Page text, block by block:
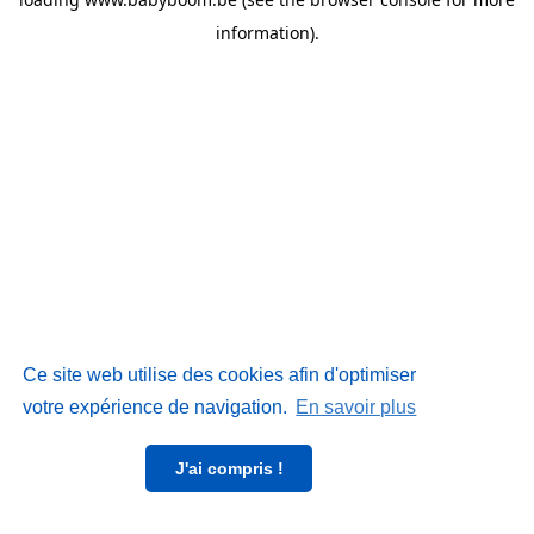
Ce site web utilise des cookies afin d'optimiser
votre expérience de navigation. En savoir plus
J'ai compris !
information).